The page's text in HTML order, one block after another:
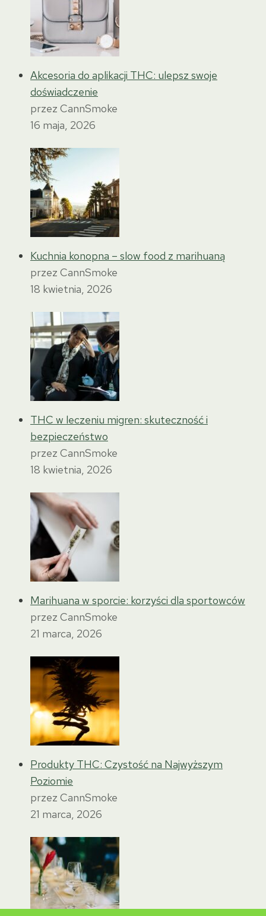
Akcesoria do aplikacji THC: ulepsz swoje
doświadczenie
przez CannSmoke
16 maja, 2026
Kuchnia konopna – slow food z marihuaną
przez CannSmoke
18 kwietnia, 2026
THC w leczeniu migren: skuteczność i
bezpieczeństwo
przez CannSmoke
18 kwietnia, 2026
Marihuana w sporcie: korzyści dla sportowców
przez CannSmoke
21 marca, 2026
Produkty THC: Czystość na Najwyższym
Poziomie
przez CannSmoke
21 marca, 2026